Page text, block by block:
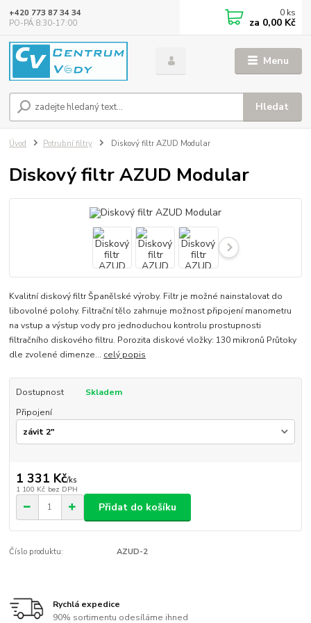
Menu
Hledat
+420 773 87 34 34
PO-PÁ 8:30-17:00
0 ks
za 0,00 Kč
Úvod Potrubní filtry Diskový filtr AZUD Modular
Diskový filtr AZUD Modular
Kvalitní diskový filtr Španělské výroby. Filtr je možné nainstalovat do
libovolné polohy. Filtrační tělo zahrnuje možnost připojení manometru
na vstup a výstup vody pro jednoduchou kontrolu prostupnosti
filtračního diskového filtru. Porozita diskové vložky: 130 mikronů Průtoky
dle zvolené dimenze... celý popis
Dostupnost
Skladem
Připojení
1 331 Kč/ks
1 100 Kč bez DPH
Přidat do košíku
Číslo produktu: AZUD-2
Rychlá expedice
90% sortimentu odesíláme ihned